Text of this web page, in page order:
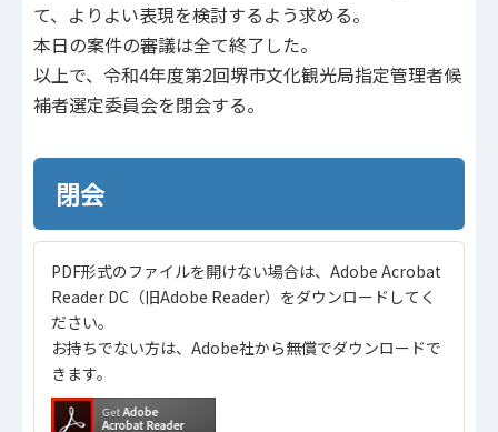
て、よりよい表現を検討するよう求める。
本日の案件の審議は全て終了した。
以上で、令和4年度第2回堺市文化観光局指定管理者候
補者選定委員会を閉会する。
閉会
PDF形式のファイルを開けない場合は、Adobe Acrobat
Reader DC（旧Adobe Reader）をダウンロードしてく
ださい。
お持ちでない方は、Adobe社から無償でダウンロードで
きます。